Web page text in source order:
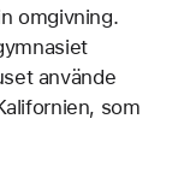
omgivning.
använde
som